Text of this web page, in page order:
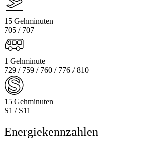
15 Gehminuten
705 / 707
1 Gehminute
729 / 759 / 760 / 776 / 810
15 Gehminuten
S1 / S11
Energiekennzahlen